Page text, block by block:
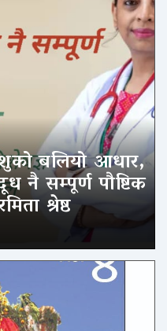
बलियो आधार,
नै सम्पूर्ण पौष्टिक
श्रेष्ठ